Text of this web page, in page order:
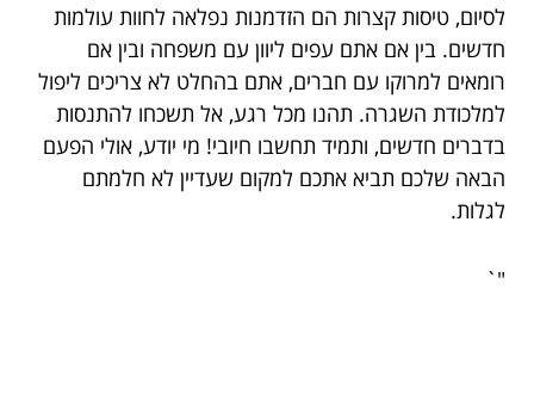
לסיום, טיסות קצרות הם הזדמנות נפלאה לחוות עולמות
חדשים. בין אם אתם עפים ליוון עם משפחה ובין אם
רומאים למרוקו עם חברים, אתם בהחלט לא צריכים ליפול
למלכודת השגרה. תהנו מכל רגע, אל תשכחו להתנסות
בדברים חדשים, ותמיד תחשבו חיובי! מי יודע, אולי הפעם
הבאה שלכם תביא אתכם למקום שעדיין לא חלמתם
לגלות.
"`